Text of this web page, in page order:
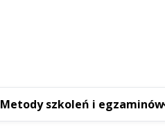
Metody szkoleń i egzaminów